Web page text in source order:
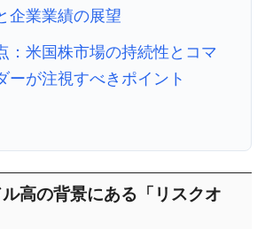
企業業績の展望
：米国株市場の持続性とコマ
ーが注視すべきポイント
高の背景にある「リスクオ